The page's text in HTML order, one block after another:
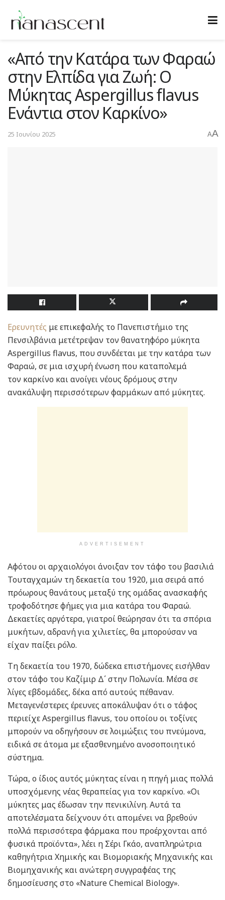
«Από την Κατάρα των Φαραώ
στην Ελπίδα για Ζωή: Ο
Μύκητας Aspergillus flavus
Ενάντια στον Καρκίνο»
25 Ιουνίου 2025 AA
Ερευνητές με επικεφαλής το Πανεπιστήμιο της
Πενσιλβάνια μετέτρεψαν τον θανατηφόρο μύκητα
Aspergillus flavus, που συνδέεται με την κατάρα των
Φαραώ, σε μια ισχυρή ένωση που καταπολεμά
τον καρκίνο και ανοίγει νέους δρόμους στην
ανακάλυψη περισσότερων φαρμάκων από μύκητες.
ADVERTISEMENT
Αφότου οι αρχαιολόγοι άνοιξαν τον τάφο του βασιλιά
Τουταγχαμών τη δεκαετία του 1920, μια σειρά από
πρόωρους θανάτους μεταξύ της ομάδας ανασκαφής
τροφοδότησε φήμες για μια κατάρα του Φαραώ.
Δεκαετίες αργότερα, γιατροί θεώρησαν ότι τα σπόρια
μυκήτων, αδρανή για χιλιετίες, θα μπορούσαν να
είχαν παίξει ρόλο.
Τη δεκαετία του 1970, δώδεκα επιστήμονες εισήλθαν
στον τάφο του Καζίμιρ Δ΄ στην Πολωνία. Μέσα σε
λίγες εβδομάδες, δέκα από αυτούς πέθαναν.
Μεταγενέστερες έρευνες αποκάλυψαν ότι ο τάφος
περιείχε Aspergillus flavus, του οποίου οι τοξίνες
μπορούν να οδηγήσουν σε λοιμώξεις του πνεύμονα,
ειδικά σε άτομα με εξασθενημένο ανοσοποιητικό
σύστημα.
Τώρα, ο ίδιος αυτός μύκητας είναι η πηγή μιας πολλά
υποσχόμενης νέας θεραπείας για τον καρκίνο. «Οι
μύκητες μας έδωσαν την πενικιλίνη. Αυτά τα
αποτελέσματα δείχνουν ότι απομένει να βρεθούν
πολλά περισσότερα φάρμακα που προέρχονται από
φυσικά προϊόντα», λέει η Σέρι Γκάο, αναπληρώτρια
καθηγήτρια Χημικής και Βιομοριακής Μηχανικής και
Βιομηχανικής και ανώτερη συγγραφέας της
δημοσίευσης στο «Nature Chemical Biology».